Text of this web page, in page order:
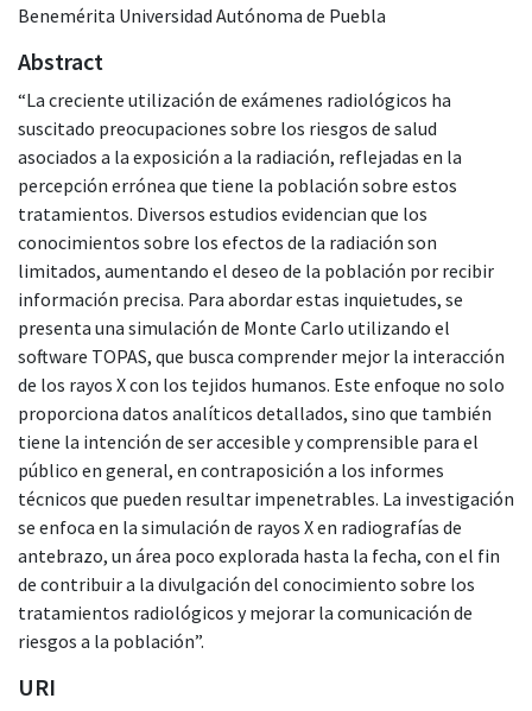
Benemérita Universidad Autónoma de Puebla
Abstract
“La creciente utilización de exámenes radiológicos ha
suscitado preocupaciones sobre los riesgos de salud
asociados a la exposición a la radiación, reflejadas en la
percepción errónea que tiene la población sobre estos
tratamientos. Diversos estudios evidencian que los
conocimientos sobre los efectos de la radiación son
limitados, aumentando el deseo de la población por recibir
información precisa. Para abordar estas inquietudes, se
presenta una simulación de Monte Carlo utilizando el
software TOPAS, que busca comprender mejor la interacción
de los rayos X con los tejidos humanos. Este enfoque no solo
proporciona datos analíticos detallados, sino que también
tiene la intención de ser accesible y comprensible para el
público en general, en contraposición a los informes
técnicos que pueden resultar impenetrables. La investigación
se enfoca en la simulación de rayos X en radiografías de
antebrazo, un área poco explorada hasta la fecha, con el fin
de contribuir a la divulgación del conocimiento sobre los
tratamientos radiológicos y mejorar la comunicación de
riesgos a la población”.
URI